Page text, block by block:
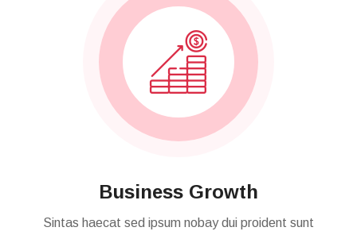
Business Growth
Sintas haecat sed ipsum nobay dui proident sunt